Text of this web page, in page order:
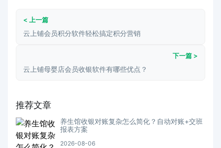
< 上一篇
云上铺会员积分软件轻松搞定积分营销
下一篇 >
云上铺母婴店会员收银软件有哪些优点？
推荐文章
养生馆收银对账复杂怎么简化？自动对账+交班
报表方案
2026-08-06